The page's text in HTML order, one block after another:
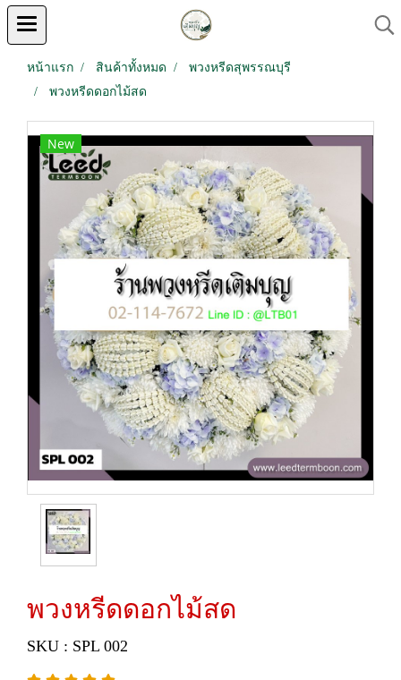
หน้าแรก สินค้าทั้งหมด
พวงหรีดสุพรรณบุรี
พวงหรีดดอกไม้สด
New
พวงหรีดดอกไม้สด
SKU : SPL 002